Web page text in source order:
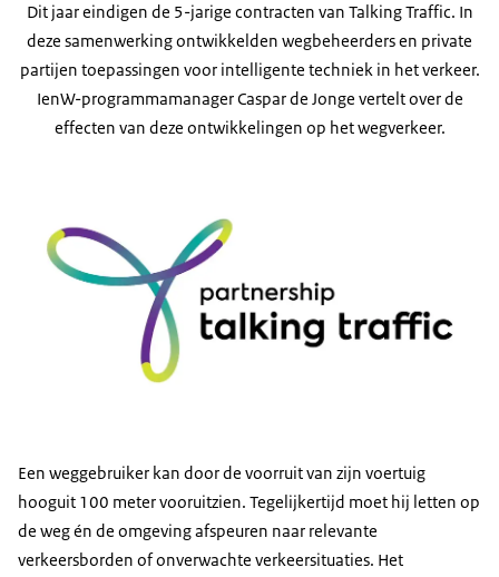
Dit jaar eindigen de 5-jarige contracten van Talking Traffic. In
deze samenwerking ontwikkelden wegbeheerders en private
partijen toepassingen voor intelligente techniek in het verkeer.
IenW-programmamanager Caspar de Jonge vertelt over de
effecten van deze ontwikkelingen op het wegverkeer.
Een weggebruiker kan door de voorruit van zijn voertuig
hooguit 100 meter vooruitzien. Tegelijkertijd moet hij letten op
de weg én de omgeving afspeuren naar relevante
verkeersborden of onverwachte verkeersituaties. Het